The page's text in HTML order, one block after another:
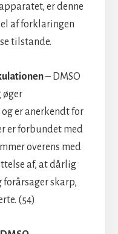
er denne
af forklaringen
tilstande.
– DMSO
øger
er anerkendt for
er forbundet med
overens med
af, at dårlig
skarp,
(54)